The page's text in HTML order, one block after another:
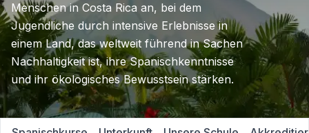
Menschen in Costa Rica an, bei dem
Jugendliche durch intensive Erlebnisse in
einem Land, das weltweit führend in Sachen
Nachhaltigkeit ist, ihre Spanischkenntnisse
und ihr ökologisches Bewusstsein stärken.